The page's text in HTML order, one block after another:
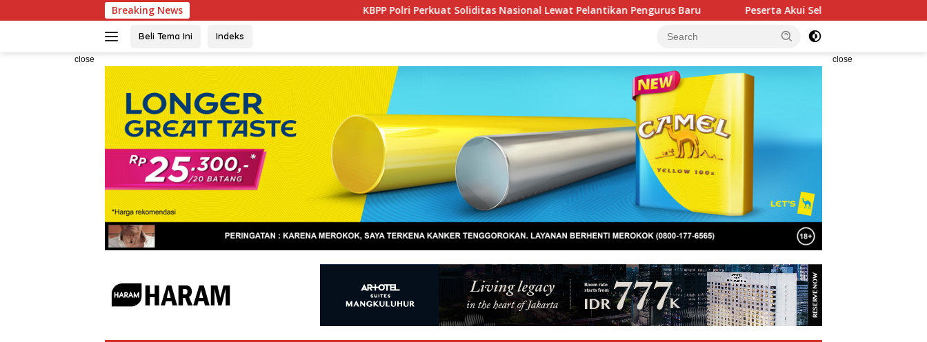
to
Breaking News KBPP Polri Perkuat Soliditas Nasional Lewat Pelantikan Pengurus Baru Peserta Akui Seleksi Akpol 2026 Berlangsung Adil Tanpa
Beli Tema Ini Indeks
close close